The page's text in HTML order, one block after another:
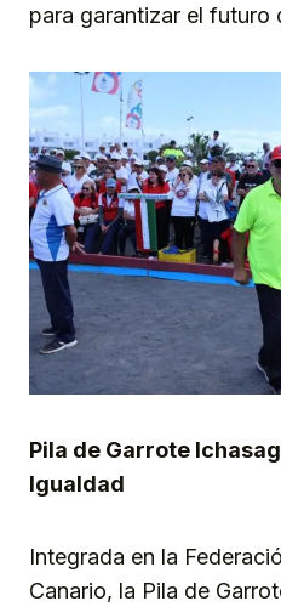
para garantizar el futuro
Pila de Garrote
Igualdad
Integrada en la
Canario, la Pila de